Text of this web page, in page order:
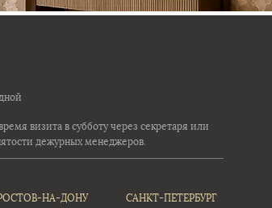
визита в субботу через секретаря или
дежурных менеджеров.
НА-ДОНУ САНКТ-ПЕТЕРБУРГ